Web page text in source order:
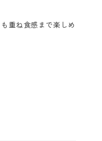
重ね食感まで楽しめ